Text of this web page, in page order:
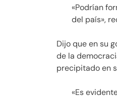
«Podrían
del país»,
Dijo que en su
de la
precipitado en
«Es